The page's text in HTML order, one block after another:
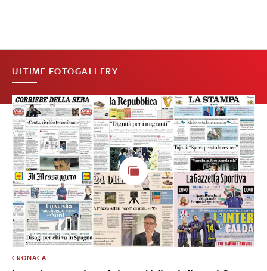
ULTIME FOTOGALLERY
CRONACA